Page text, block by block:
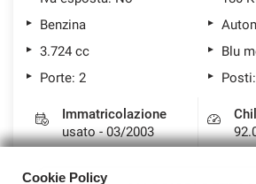
Benzina
3.724 cc
Blu
Porte: 2
Immatricolazione
usato - 03/2003
Cookie Policy